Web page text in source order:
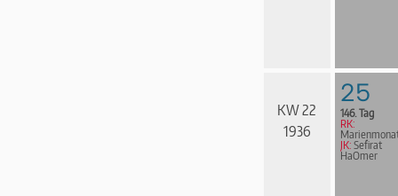
KW 22
1936
25
146. Tag
RK:
JK: Sefirat
HaOmer